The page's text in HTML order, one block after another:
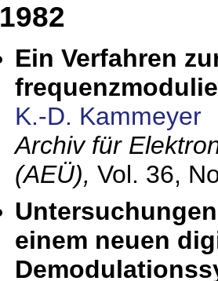
1982
Ein Verfahren
K.-D. Kammeyer
Archiv für
(AEÜ), Vol. 36,
einem neuen